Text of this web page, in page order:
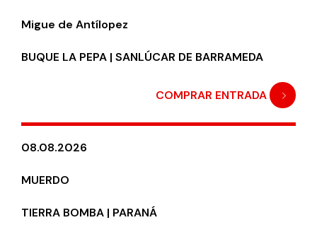
Migue de Antílopez
BUQUE LA PEPA | SANLÚCAR DE BARRAMEDA
COMPRAR ENTRADA
08.08.2026
MUERDO
TIERRA BOMBA | PARANÁ